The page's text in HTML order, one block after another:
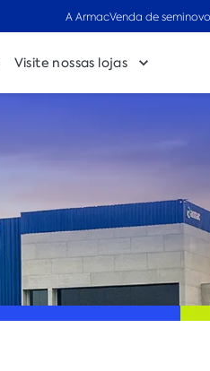
A ArmacVenda de
Visite nossas lojas